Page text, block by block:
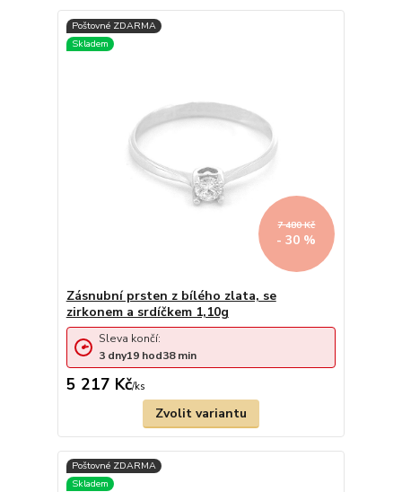
7 480 Kč
- 30 %
Zásnubní prsten z bílého zlata, se
zirkonem a srdíčkem 1,10g
5 217 Kč/ks
Sleva končí:
3 dny19 hod38min
Zvolit variantu